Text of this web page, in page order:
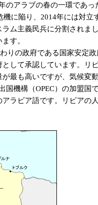
のアラブの春の一環であ
に陥り、2014年には対
ム主義民兵に分割され
す。
の政府である国家安定
して承認しています。
最も高いですが、気候
国機構（OPEC）の加盟
ラビア語です。リビアの